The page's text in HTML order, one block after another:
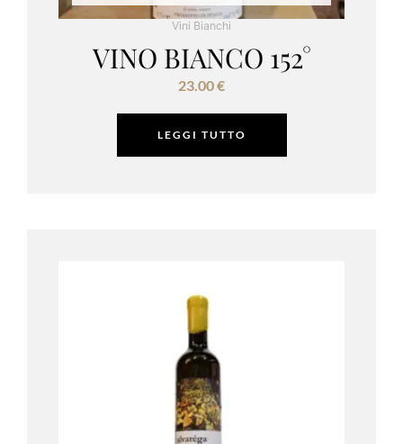
Vini Bianchi
VINO BIANCO 152°
23.00€
LEGGI TUTTO